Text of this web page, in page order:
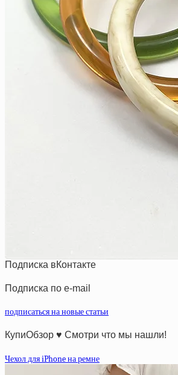
Подписка вКонтакте
Подписка по e-mail
подписаться на новые статьи
КупиОбзор ♥ Смотри что мы нашли!
Чехол для iPhone на ремне